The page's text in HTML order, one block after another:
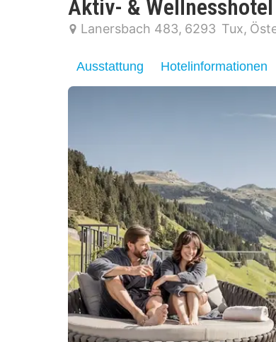
Aktiv- &
Lanersbach 483 6293 Tux
Ausstattung Hotelinformationen